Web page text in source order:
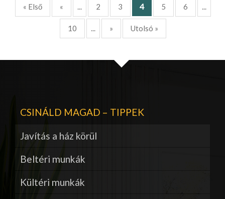
« Első « ... 2 3 4 5 6 ...
10 ... » Utolsó »
CSINÁLD MAGAD – TIPPEK
Javítás a ház körül
Beltéri munkák
Kültéri munkák